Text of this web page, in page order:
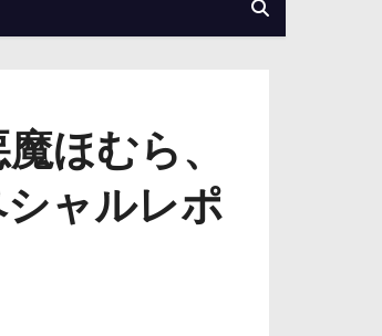
ほむら、
ャルレポ